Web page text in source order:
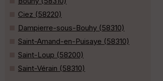
Ciez (58220)
Dampierre-sous-Bouhy (58310)
Saint-Amand-en-Puisaye (58310)
Saint-Loup (58200)
Saint-Vérain (58310)